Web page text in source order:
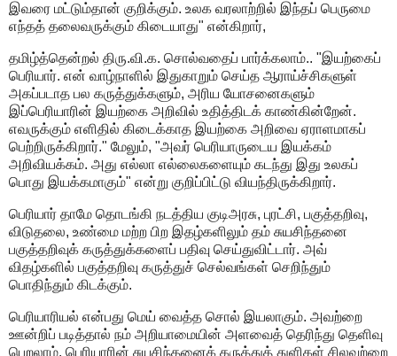
இவரை மட்டும்தான் குறிக்கும். உலக வரலாற்றில் இந்தப் பெருமை
எந்தத் தலைவருக்கும் கிடையாது" என்கிறார்,
தமிழ்த்தென்றல் திரு.வி.க. சொல்வதைப் பார்க்கலாம்.. "இயற்கைப்
பெரியார். என் வாழ்நாளில் இதுகாறும் செய்த ஆராய்ச்சிகளுள்
அகப்படாத பல கருத்துக்களும், அரிய யோசனைகளும்
இப்பெரியாரின் இயற்கை அறிவில் உதித்திடக் காண்கின்றேன்.
எவருக்கும் எளிதில் கிடைக்காத இயற்கை அறிவை ஏராளமாகப்
பெற்றிருக்கிறார்." மேலும், "அவர் பெரியாருடைய இயக்கம்
அறிவியக்கம். அது எல்லா எல்லைகளையும் கடந்து இது உலகப்
பொது இயக்கமாகும்" என்று குறிப்பிட்டு வியந்திருக்கிறார்.
பெரியார் தாமே தொடங்கி நடத்திய குடிஅரசு, புரட்சி, பகுத்தறிவு,
விடுதலை, உண்மை மற்ற பிற இதழ்களிலும் தம் சுயசிந்தனை
பகுத்தறிவுக் கருத்துக்களைப் பதிவு செய்துவிட்டார். அவ்
விதழ்களில் பகுத்தறிவு கருத்துச் செல்வங்கள் செறிந்தும்
பொதிந்தும் கிடக்கும்.
பெரியாரியல் என்பது மெய் வைத்த சொல் இயலாகும். அவற்றை
ஊன்றிப் படித்தால் நம் அறியாமையின் அளவைத் தெரிந்து தெளிவு
பெறலாம். பெரியாரின் சுயசிந்தனைக் கருத்துத் துளிகள் சிலவற்றை